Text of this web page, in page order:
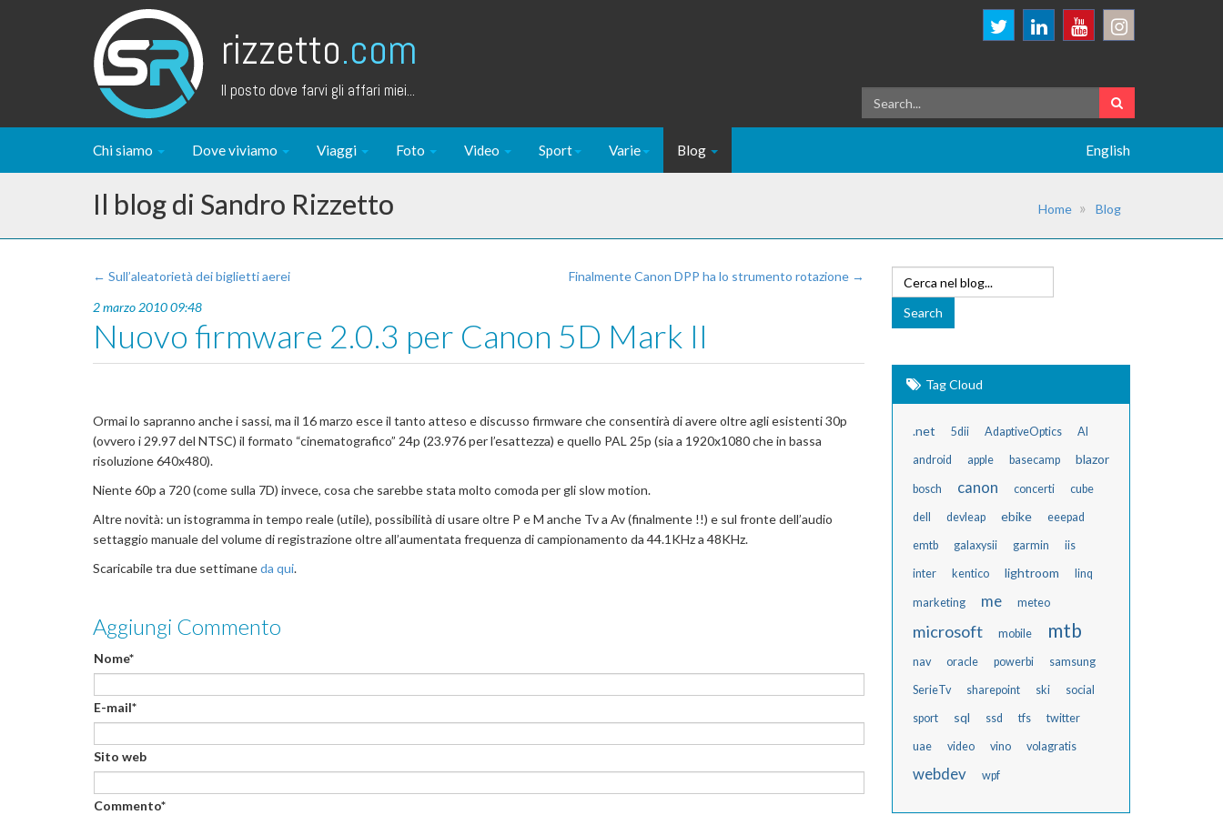
rizzetto.com
Il posto dove farvi gli affari miei...
Chi siamo Dove viviamo Viaggi Foto Video Sport Varie Blog English
Il blog di Sandro Rizzetto Home Blog
← Sull’aleatorietà dei biglietti aerei
Finalmente Canon DPP ha lo strumento rotazione →
2 marzo 2010 09:48
Nuovo firmware 2.0.3 per Canon 5D Mark II
Ormai lo sapranno anche i sassi, ma il 16 marzo esce il tanto atteso e discusso firmware che consentirà di avere oltre agli esistenti 30p
(ovvero i 29.97 del NTSC) il formato “cinematografico” 24p (23.976 per l’esattezza) e quello PAL 25p (sia a 1920x1080 che in bassa
risoluzione 640x480).
Niente 60p a 720 (come sulla 7D) invece, cosa che sarebbe stata molto comoda per gli slow motion.
Altre novità: un istogramma in tempo reale (utile), possibilità di usare oltre P e M anche Tv a Av (finalmente !!) e sul fronte dell’audio
settaggio manuale del volume di registrazione oltre all’aumentata frequenza di campionamento da 44.1KHz a 48KHz.
Scaricabile tra due settimaneda qui.
Aggiungi Commento
Nome*
E-mail*
Sito web
Commento*
Tag Cloud
.net 5dii AdaptiveOptics AI
android apple basecamp blazor
bosch canon concerti cube
dell devleap ebike eeepad
emtb galaxysii garmin iis
inter kentico lightroom linq
marketing me meteo
microsoft mobile mtb
nav oracle powerbi samsung
SerieTv sharepoint ski social
sport sql ssd tfs twitter
uae video vino volagratis
webdev wpf